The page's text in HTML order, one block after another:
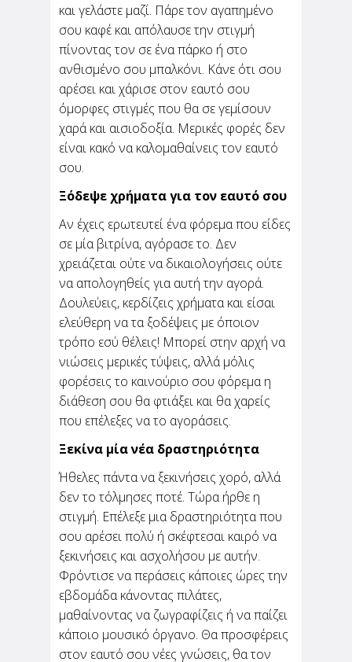
και γελάστε μαζί. Πάρε τον αγαπημένο
σου καφέ και απόλαυσε την στιγμή
πίνοντας τον σε ένα πάρκο ή στο
ανθισμένο σου μπαλκόνι. Κάνε ότι σου
αρέσει και χάρισε στον εαυτό σου
όμορφες στιγμές που θα σε γεμίσουν
χαρά και αισιοδοξία. Μερικές φορές δεν
είναι κακό να καλομαθαίνεις τον εαυτό
σου.
Ξόδεψε χρήματα για τον εαυτό σου
Αν έχεις ερωτευτεί ένα φόρεμα που είδες
σε μία βιτρίνα, αγόρασε το. Δεν
χρειάζεται ούτε να δικαιολογήσεις ούτε
να απολογηθείς για αυτή την αγορά.
Δουλεύεις, κερδίζεις χρήματα και είσαι
ελεύθερη να τα ξοδέψεις με όποιον
τρόπο εσύ θέλεις! Μπορεί στην αρχή να
νιώσεις μερικές τύψεις, αλλά μόλις
φορέσεις το καινούριο σου φόρεμα η
διάθεση σου θα φτιάξει και θα χαρείς
που επέλεξες να το αγοράσεις.
Ξεκίνα μία νέα δραστηριότητα
Ήθελες πάντα να ξεκινήσεις χορό, αλλά
δεν το τόλμησες ποτέ. Τώρα ήρθε η
στιγμή. Επέλεξε μια δραστηριότητα που
σου αρέσει πολύ ή σκέφτεσαι καιρό να
ξεκινήσεις και ασχολήσου με αυτήν.
Φρόντισε να περάσεις κάποιες ώρες την
εβδομάδα κάνοντας πιλάτες,
μαθαίνοντας να ζωγραφίζεις ή να παίζει
κάποιο μουσικό όργανο. Θα προσφέρεις
στον εαυτό σου νέες γνώσεις, θα τον